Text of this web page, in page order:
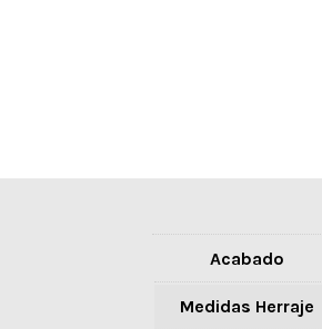
Acabado
Medidas Herraje